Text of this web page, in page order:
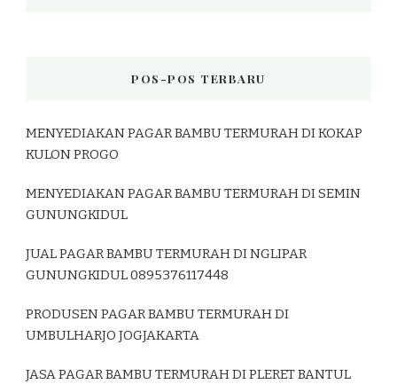
POS-POS TERBARU
MENYEDIAKAN PAGAR BAMBU TERMURAH DI KOKAP
KULON PROGO
MENYEDIAKAN PAGAR BAMBU TERMURAH DI SEMIN
GUNUNGKIDUL
JUAL PAGAR BAMBU TERMURAH DI NGLIPAR
GUNUNGKIDUL 0895376117448
PRODUSEN PAGAR BAMBU TERMURAH DI
UMBULHARJO JOGJAKARTA
JASA PAGAR BAMBU TERMURAH DI PLERET BANTUL